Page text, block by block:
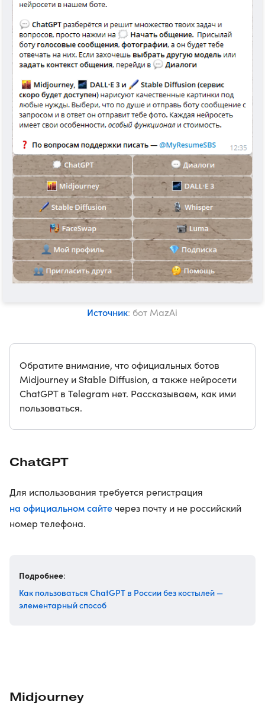
Источник: бот MazAi
Обратите внимание, что официальных ботов
Midjourney и Stable Diffusion, а также нейросети
ChatGPT в Telegram нет. Рассказываем, как ими
пользоваться.
ChatGPT
Для использования требуется регистрация
на официальном сайтечерез почту и не российский
номер телефона.
Подробнее:
Как пользоваться ChatGPT в России без костылей —
элементарный способ
Midjourney